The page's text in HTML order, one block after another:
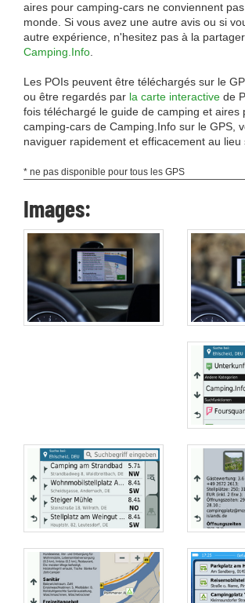
aires pour camping-cars ne conviennent
monde. Si vous avez une autre avis ou si
autre expérience, n'hesitez pas à la
Camping.Info
Les POIs peuvent être téléchargés sur le
ou être regardés par la carte interactive de
fois téléchargé le guide de camping et aires
camping-cars de Camping.Info sur le GPS,
naviguer rapidement et efficacement au lieu
* ne pas disponible pour tous les GPS
Images: